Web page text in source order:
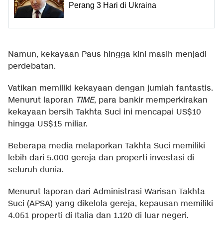
Perang 3 Hari di Ukraina
Namun, kekayaan Paus hingga kini masih menjadi
perdebatan.
Vatikan memiliki kekayaan dengan jumlah fantastis.
Menurut laporan TIME, para bankir memperkirakan
kekayaan bersih Takhta Suci ini mencapai US$10
hingga US$15 miliar.
Beberapa media melaporkan Takhta Suci memiliki
lebih dari 5.000 gereja dan properti investasi di
seluruh dunia.
Menurut laporan dari Administrasi Warisan Takhta
Suci (APSA) yang dikelola gereja, kepausan memiliki
4.051 properti di Italia dan 1.120 di luar negeri.